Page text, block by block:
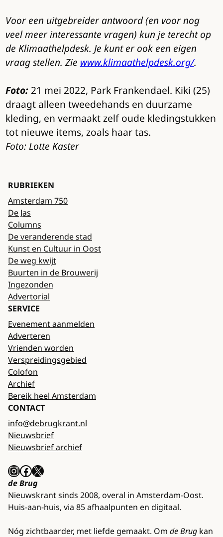
Voor een uitgebreider antwoord (en voor nog
veel meer interessante vragen) kun je terecht op
de Klimaathelpdesk. Je kunt er ook een eigen
vraag stellen. Zie www.klimaathelpdesk.org/.
Foto:21 mei 2022, Park Frankendael. Kiki (25)
draagt alleen tweedehands en duurzame
kleding, en vermaakt zelf oude kledingstukken
tot nieuwe items, zoals haar tas.
Foto: Lotte Kaster
RUBRIEKEN
Amsterdam 750
De Jas
Columns
De veranderende stad
Kunst en Cultuur in Oost
De weg kwijt
Buurten in de Brouwerij
Ingezonden
Advertorial
SERVICE
Evenement aanmelden
Adverteren
Vrienden worden
Verspreidingsgebied
Colofon
Archief
Bereik heel Amsterdam
CONTACT
info@debrugkrant.nl
Nieuwsbrief
Nieuwsbrief archief
InstagramFacebook X
de Brug
Nieuwskrant sinds 2008, overal in Amsterdam-Oost.
Huis-aan-huis, via 85 afhaalpunten en digitaal.
Nóg zichtbaarder, met liefde gemaakt. Om de Brug kan